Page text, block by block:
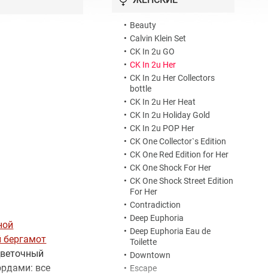
бергамот
все
• Beauty
• Calvin Klein Set
• CK In 2u GO
• CK In 2u Her
• CK In 2u Her Collectors
bottle
• CK In 2u Her Heat
• CK In 2u Holiday Gold
• CK In 2u POP Her
• CK One Collector`s Edition
• CK One Red Edition for Her
• CK One Shock For Her
• CK One Shock Street Edition
For Her
• Contradiction
• Deep Euphoria
• Deep Euphoria Eau de
Toilette
• Downtown
• Escape